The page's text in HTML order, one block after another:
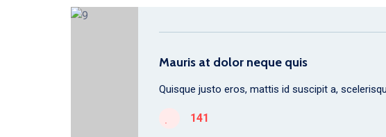
Mauris at dolor neque quis
Quisque justo eros, mattis id suscipit a,
141